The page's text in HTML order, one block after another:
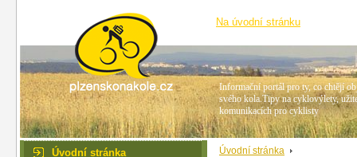
Na úvodní stránku
Informační portál pro ty, co chtějí
svého kola.Tipy na cyklovýlety,
komunikacích pro cyklisty
Úvodní stránka
Úvodní stránka